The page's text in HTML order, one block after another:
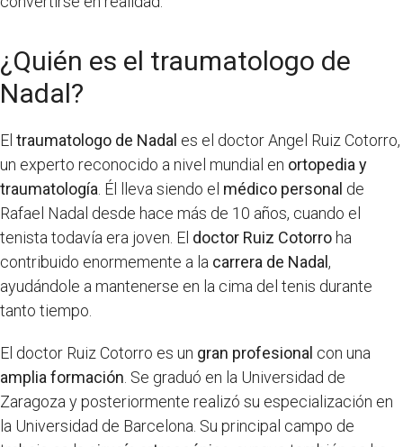
¿Quién es el traumatologo de
Nadal?
El traumatologo de Nadal es el doctor Angel Ruiz Cotorro,
un experto reconocido a nivel mundial en ortopedia y
traumatología . Él lleva siendo el médico personal de
Rafael Nadal desde hace más de 10 años, cuando el
tenista todavía era joven. El doctor Ruiz Cotorroha
contribuido enormemente a la carrera de Nadal,
ayudándole a mantenerse en la cima del tenis durante
tanto tiempo.
El doctor Ruiz Cotorro es un gran profesional con una
amplia formación . Se graduó en la Universidad de
Zaragoza y posteriormente realizó su especialización en
la Universidad de Barcelona. Su principal campo de